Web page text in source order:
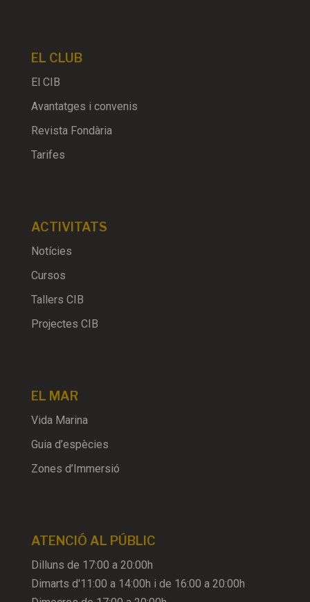
EL CLUB
El CIB
Avantatges i convenis
Revista Fondària
Tarifes
ACTIVITATS
Notícies
Cursos
Tallers CIB
Projectes CIB
EL MAR
Vida Marina
Guia d’espècies
Zones d’Immersió
ATENCIÓ AL PÚBLIC
Dilluns de 17:00 a 20:00h
Dimarts d'11:00 a 14:00h i de 16:00 a 20:00h